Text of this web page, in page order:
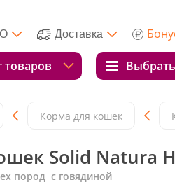
Доставка
товаров
Корма для кошек
Solid Natura
пород с говядиной